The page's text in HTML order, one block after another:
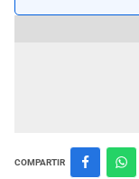
COMPARTIR